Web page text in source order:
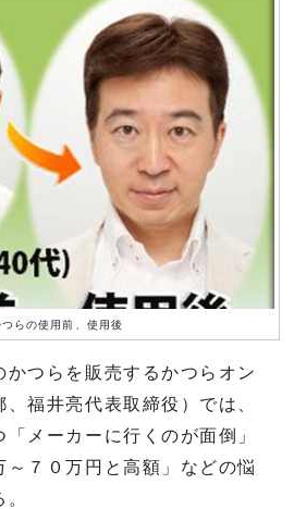
つらの使用前、使用後
つらを販売するかつらオン
福井亮代表取締役）では、
メーカーに行くのが面倒」
～７０万円と高額」などの悩